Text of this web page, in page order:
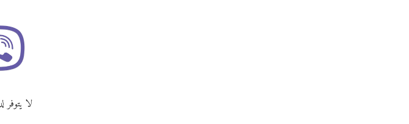
لا يتوفر